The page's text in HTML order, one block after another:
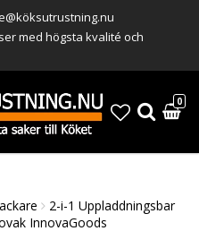
med högsta kvalité och
0
2-i-1 Uppladdningsbar
InnovaGoods